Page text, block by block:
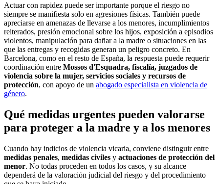
Actuar con rapidez puede ser importante porque el riesgo no
siempre se manifiesta solo en agresiones físicas. También puede
apreciarse en amenazas de llevarse a los menores, incumplimientos
reiterados, presión emocional sobre los hijos, exposición a episodios
violentos, manipulación para dañar a la madre o situaciones en las
que las entregas y recogidas generan un peligro concreto. En
Barcelona, como en el resto de España, la respuesta puede requerir
coordinación entre Mossos d'Esquadra, fiscalía, juzgados de
violencia sobre la mujer, servicios sociales y recursos de
protección, con apoyo de un abogado especialista en violencia de
género.
Qué medidas urgentes pueden valorarse
para proteger a la madre y a los menores
Cuando hay indicios de violencia vicaria, conviene distinguir entre
medidas penales, medidas civiles y actuaciones de protección del
menor. No todas proceden en todos los casos, y su alcance
dependerá de la valoración judicial del riesgo y del procedimiento